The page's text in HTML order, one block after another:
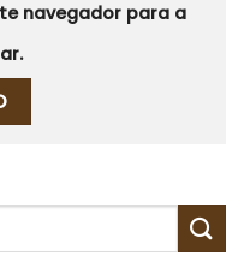
navegador para a